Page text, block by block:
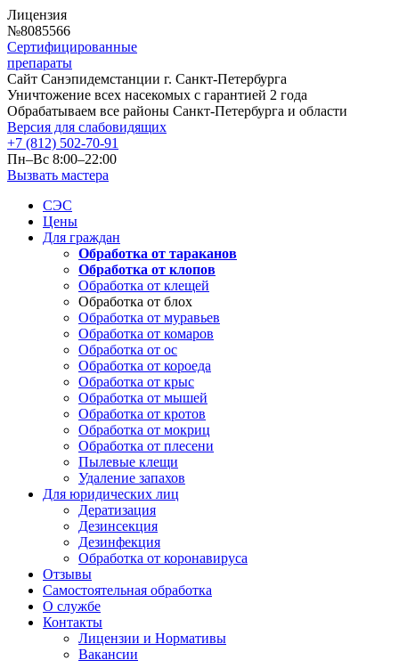
Лицензия
№8085566
Cертифицированные
препараты
Сайт Санэпидемстанции г. Санкт-Петербурга
Уничтожение всех насекомых с гарантией 2 года
Обрабатываем все районы Санкт-Петербурга и области
Версия для слабовидящих
+7 (812) 502-70-91
Пн–Вс 8:00–22:00
Вызвать мастера
СЭС
Цены
Для граждан
Обработка от тараканов
Обработка от клопов
Обработка от клещей
Обработка от блох
Обработка от муравьев
Обработка от комаров
Обработка от ос
Обработка от короеда
Обработка от крыс
Обработка от мышей
Обработка от кротов
Обработка от мокриц
Обработка от плесени
Пылевые клещи
Удаление запахов
Для юридических лиц
Дератизация
Дезинсекция
Дезинфекция
Обработка от коронавируса
Отзывы
Самостоятельная обработка
О службе
Контакты
Лицензии и Нормативы
Вакансии